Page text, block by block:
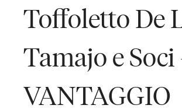
Toffoletto De
Tamajo e
VANTAGGIO